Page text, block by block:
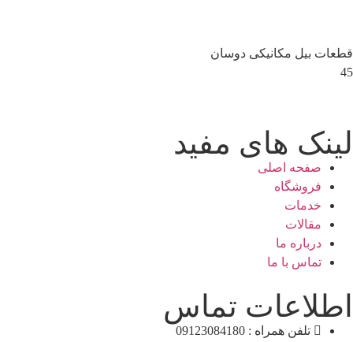
مکانیکی دوسان
های مفید
اصلی
ما
با ما
تماس
تلفن همراه : 09123084180